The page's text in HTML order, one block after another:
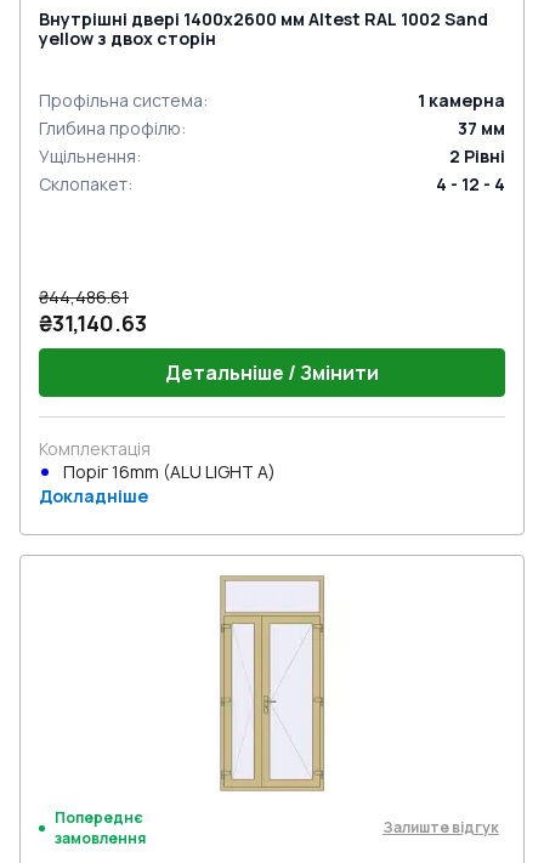
Внутрішні двері 1400x2600 мм Altest RAL 1002 Sand
yellow з двох сторін
Профільна система: 1 камерна
Глибина профілю: 37 мм
Ущільнення: 2 Рівні
Склопакет: 4 - 12 - 4
₴44,486.61
₴31,140.63
Детальніше / Змінити
Комплектація
Поріг 16mm (ALU LIGHT A)
Докладніше
Попереднє
замовлення
Залиште відгук